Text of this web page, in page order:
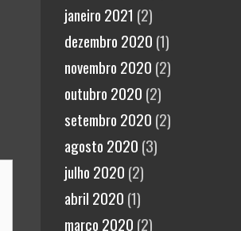
janeiro 2021 (2)
dezembro 2020 (1)
novembro 2020 (2)
outubro 2020 (2)
setembro 2020 (2)
agosto 2020 (3)
julho 2020 (2)
abril 2020 (1)
março 2020 (2)